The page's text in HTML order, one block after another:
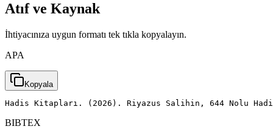
Atıf ve Kaynak
İhtiyacınıza uygun formatı tek tıkla kopyalayın.
APA
Kopyala
Hadis Kitapları. (2026). Riyazus Salihin, 644 Nolu
BIBTEX